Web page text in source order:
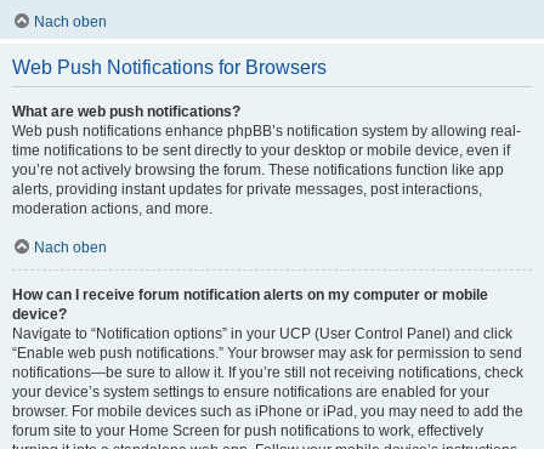
Nach oben
Web Push Notifications for Browsers
What are web push notifications?
Web push notifications enhance phpBB’s notification system by allowing real-
time notifications to be sent directly to your desktop or mobile device, even if
you’re not actively browsing the forum. These notifications function like app
alerts, providing instant updates for private messages, post interactions,
moderation actions, and more.
Nach oben
How can I receive forum notification alerts on my computer or mobile
device?
Navigate to “Notification options” in your UCP (User Control Panel) and click
“Enable web push notifications.” Your browser may ask for permission to send
notifications—be sure to allow it. If you’re still not receiving notifications, check
your device’s system settings to ensure notifications are enabled for your
browser. For mobile devices such as iPhone or iPad, you may need to add the
forum site to your Home Screen for push notifications to work, effectively